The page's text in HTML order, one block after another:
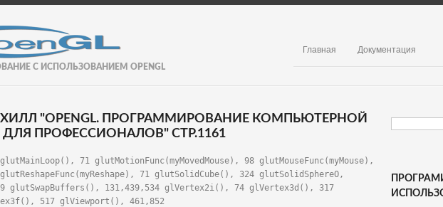
С ИСПОЛЬЗОВАНИЕМ OPENGL
Главная Документация
"OPENGL. ПРОГРАММИРОВАНИЕ КОМПЬЮТЕРНОЙ
ДЛЯ ПРОФЕССИОНАЛОВ" СТР.1161
71 glutMotionFunc(myMovedMouse), 98 glutMouseFunc(myMouse),
71 glutSolidCube(), 324 glutSolidSphereO,
glutSwapBuffers(), 131,439,534 glVertex2i(), 74 glVertex3d(), 317
517 glViewport(), 461,852